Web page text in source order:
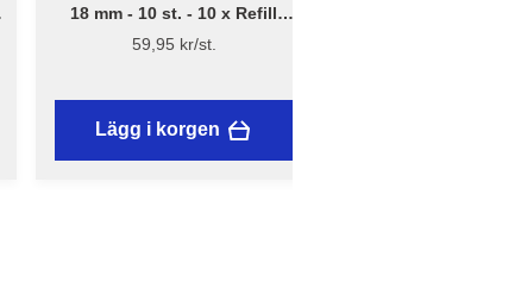
18 mm - 10 st. - 10 x Refill
brytblad – Assist
59,95 kr/st.
Lägg i korgen